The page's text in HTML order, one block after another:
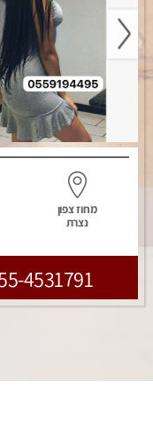
מחוז צפון
נצרת
4531791